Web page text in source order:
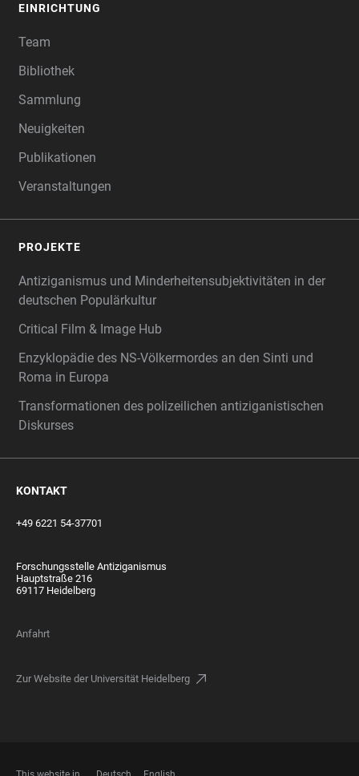
EINRICHTUNG
Team
Bibliothek
Sammlung
Neuigkeiten
Publikationen
Veranstaltungen
PROJEKTE
Antiziganismus und Minderheitensubjektivitäten in der
deutschen Populärkultur
Critical Film & Image Hub
Enzyklopädie des NS-Völkermordes an den Sinti und
Roma in Europa
Transformationen des polizeilichen antiziganistischen
Diskurses
KONTAKT
+49 6221 54-37701
Forschungsstelle Antiziganismus
Hauptstraße 216
69117 Heidelberg
Anfahrt
Zur Website der Universität Heidelberg